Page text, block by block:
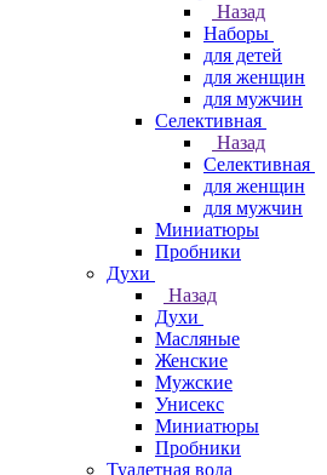
Назад
Наборы
для детей
для женщин
для мужчин
Селективная
Назад
Селективная
для женщин
для мужчин
Миниатюры
Пробники
Духи
Назад
Духи
Масляные
Женские
Мужские
Унисекс
Миниатюры
Пробники
Туалетная вода